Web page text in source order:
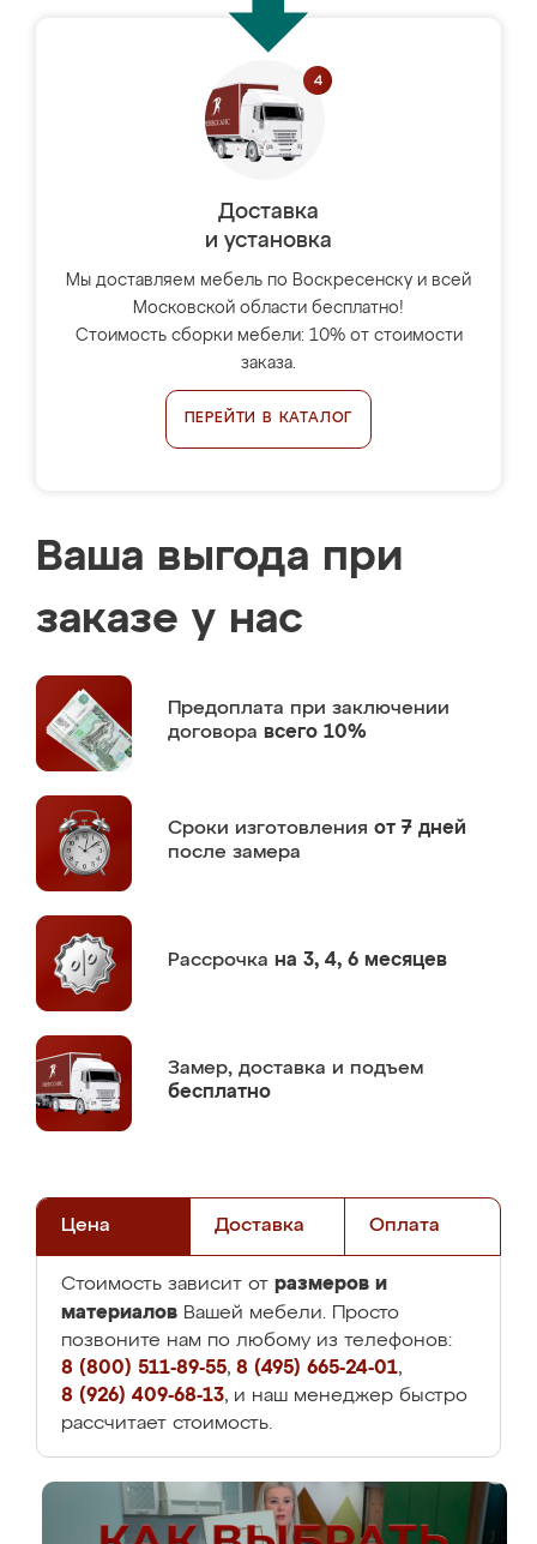
Доставка
и установка
Мы доставляем мебель по Воскресенску и всей
Московской области бесплатно!
Стоимость сборки мебели: 10% от стоимости
заказа.
ПЕРЕЙТИ В КАТАЛОГ
Ваша выгода при
заказе у нас
Предоплата при заключении
договора всего 10%
Сроки изготовления от 7 дней
после замера
Рассрочка на 3, 4, 6 месяцев
Замер, доставка и подъем
бесплатно
Цена Доставка Оплата
Стоимость зависит от размеров и
материалов Вашей мебели. Просто
позвоните нам по любому из телефонов:
8 (800) 511-89-55, 8 (495) 665-24-01,
8 (926) 409-68-13, и наш менеджер быстро
рассчитает стоимость.